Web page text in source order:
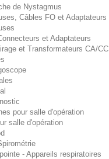
de Nystagmus
Câbles FO et Adaptateurs
et Adaptateurs
et Transformateurs CA/CC
pour salle d'opération
salle d'opération
- Appareils respiratoires